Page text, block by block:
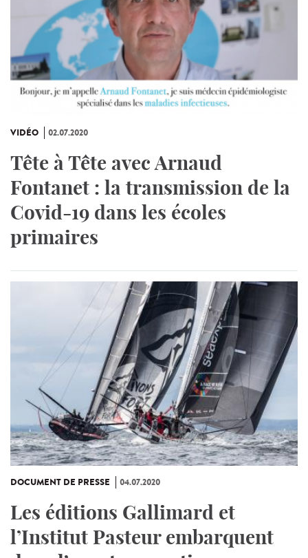
VIDÉO 02.07.2020
Tête à Tête avec Arnaud
Fontanet : la transmission de la
Covid-19 dans les écoles
primaires
DOCUMENT DE PRESSE 04.07.2020
Les éditions Gallimard et
l’Institut Pasteur embarquent